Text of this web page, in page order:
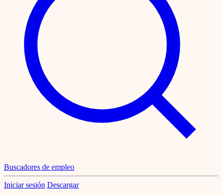
Buscadores de empleo
Iniciar sesión Descargar